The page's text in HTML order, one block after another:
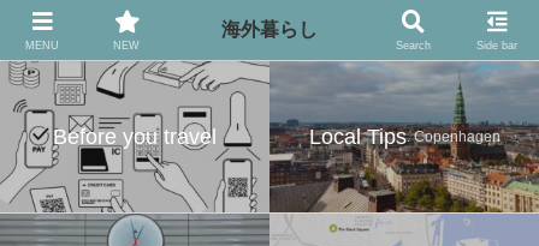
異国の地でのお役立ち情報
Before you travel Local Tips. Copenhagen
MENU NEW
海外暮らし
Search Side bar